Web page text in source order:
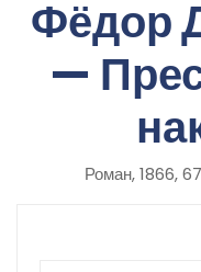
Фёдор
—
Роман, 1866,